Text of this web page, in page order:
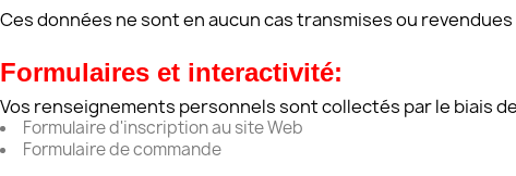
​Ces données ne sont en aucun cas transmises ou
Formulaires et interactivité:
Vos renseignements personnels sont collectés par le biais
Formulaire d'inscription au site Web
Formulaire de commande